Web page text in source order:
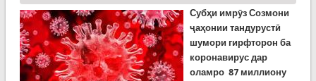
Субҳи имрӯз Созмони
ҷаҳонии тандурустӣ
шумори гирфторон ба
коронавирус дар
оламро 87 миллиону